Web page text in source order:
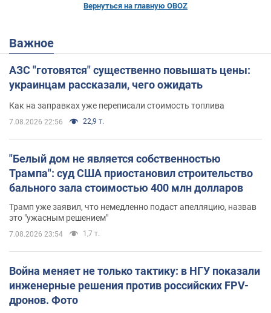
Вернуться на главную OBOZ
Важное
АЗС "готовятся" существенно повышать цены:
украинцам рассказали, чего ожидать
Как на заправках уже переписали стоимость топлива
7.08.2026 22:56 22,9 т.
"Белый дом не является собственностью
Трампа": суд США приостановил строительство
бального зала стоимостью 400 млн долларов
Трамп уже заявил, что немедленно подаст апелляцию, назвав
это "ужасным решением"
7.08.2026 23:54 1,7 т.
Война меняет не только тактику: в НГУ показали
инженерные решения против российских FPV-
дронов. Фото